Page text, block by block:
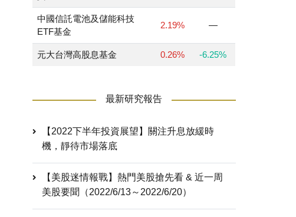
中國信託電池及儲能科技
ETF基金
2.19% —
元大台灣高股息基金 0.26% -6.25%
最新研究報告
【2022下半年投資展望】關注升息放緩時
機，靜待市場落底
【美股迷情報戰】熱門美股搶先看 & 近一周
美股要聞（2022/6/13～2022/6/20）